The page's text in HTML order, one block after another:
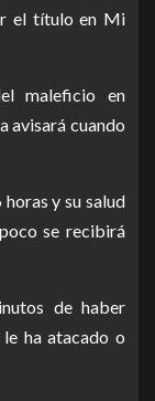
el título en Mi
maleficio en
avisará cuando
y su salud
se recibirá
de haber
ha atacado o